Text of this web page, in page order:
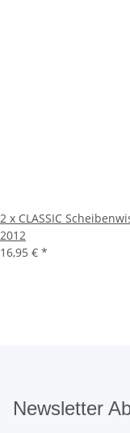
2 x CLASSIC
2012
16,95 € *
Newsletter